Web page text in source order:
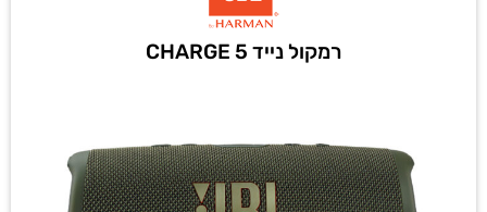
רמקול נייד CHARGE 5